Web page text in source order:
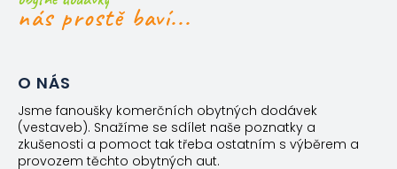
nás prostě baví...
O NÁS
Jsme fanoušky komerčních obytných dodávek
(vestaveb). Snažíme se sdílet naše poznatky a
zkušenosti a pomoct tak třeba ostatním s výběrem a
provozem těchto obytných aut.